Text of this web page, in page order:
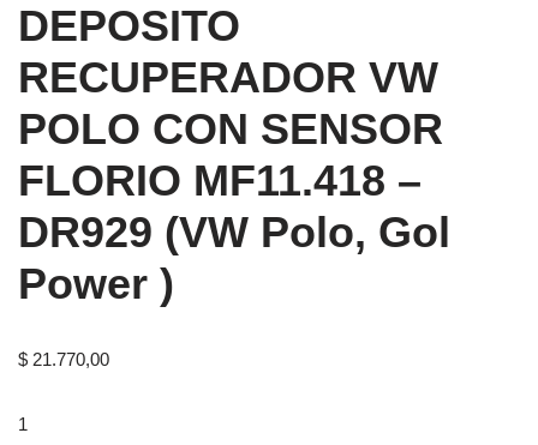
DEPOSITO
RECUPERADOR VW
POLO CON SENSOR
FLORIO MF11.418 –
DR929 (VW Polo, Gol
Power )
$ 21.770,00
1